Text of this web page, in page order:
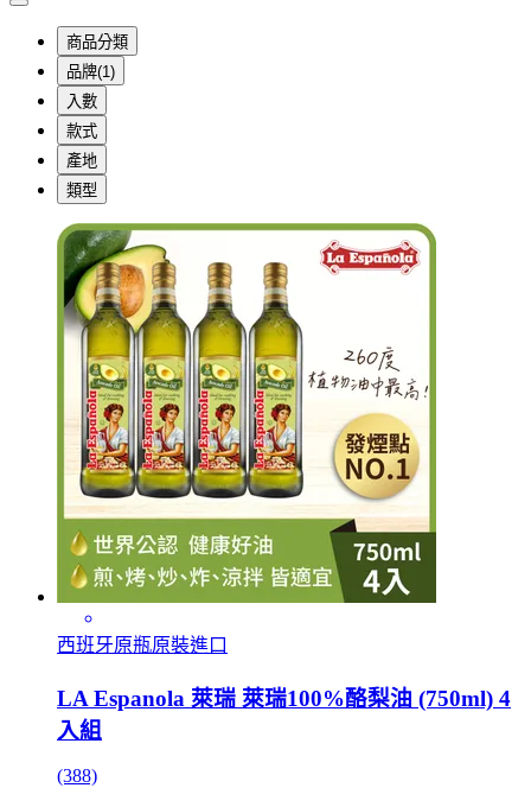
商品分類
品牌(1)
入數
款式
產地
類型
西班牙原瓶原裝進口
LA Espanola 萊瑞 萊瑞100%酪梨油 (750ml) 4
入組
(388)